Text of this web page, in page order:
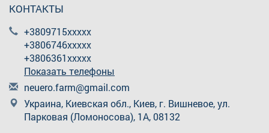
КОНТАКТЫ
+3809715xxxxx
+3806746xxxxx
+3806361xxxxx
Показать телефоны
neuero.farm@gmail.com
Украина, Киевская обл., Киев, г. Вишневое, ул.
Парковая (Ломоносова), 1А, 08132